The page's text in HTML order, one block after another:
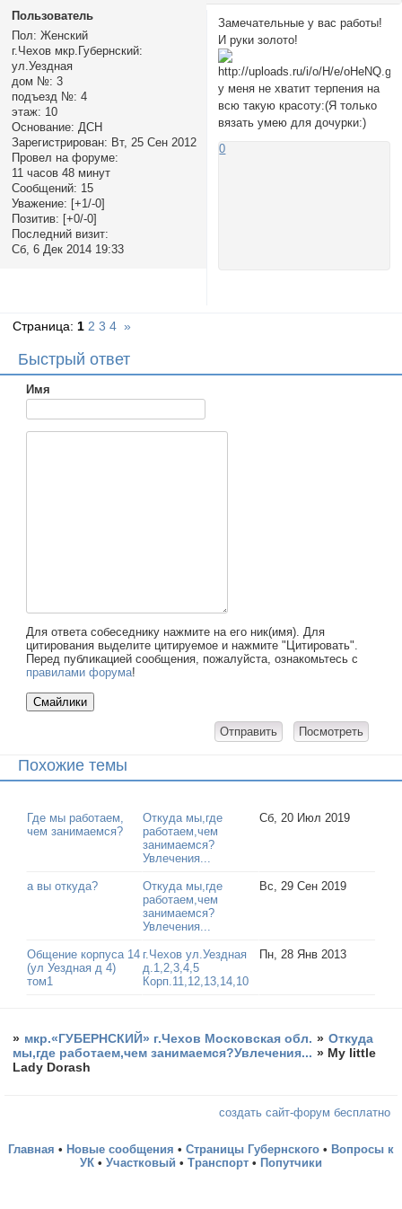
Пользователь
Пол: Женский
г.Чехов мкр.Губернский:
ул.Уездная
дом №: 3
подъезд №: 4
этаж: 10
Основание: ДСН
Зарегистрирован: Вт, 25 Сен 2012
Провел на форуме:
11 часов 48 минут
Сообщений: 15
Уважение: [+1/-0]
Позитив: [+0/-0]
Последний визит:
Сб, 6 Дек 2014 19:33
Замечательные у вас работы!
И руки золото!
у меня не хватит терпения на
всю такую красоту:(Я только
вязать умею для дочурки:)
0
Страница: 1 2 3 4 »
Быстрый ответ
Имя
Для ответа собеседнику нажмите на его ник(имя). Для
цитирования выделите цитируемое и нажмите "Цитировать".
Перед публикацией сообщения, пожалуйста, ознакомьтесь с
правилами форума!
Похожие темы
Где мы работаем,
чем занимаемся?
Откуда мы,где
работаем,чем
занимаемся?
Увлечения...
Сб, 20 Июл 2019
а вы откуда?
Откуда мы,где
работаем,чем
занимаемся?
Увлечения...
Вс, 29 Сен 2019
Общение корпуса 14
(ул Уездная д 4)
том1
г.Чехов ул.Уездная
д.1,2,3,4,5
Корп.11,12,13,14,10
Пн, 28 Янв 2013
» мкр.«ГУБЕРНСКИЙ» г.Чехов Московская обл. » Откуда
мы,где работаем,чем занимаемся?Увлечения... » Mу little
Lady Dorash
создать сайт-форум бесплатно
Главная • Новые сообщения • Страницы Губернского • Вопросы к
УК • Участковый • Транспорт • Попутчики